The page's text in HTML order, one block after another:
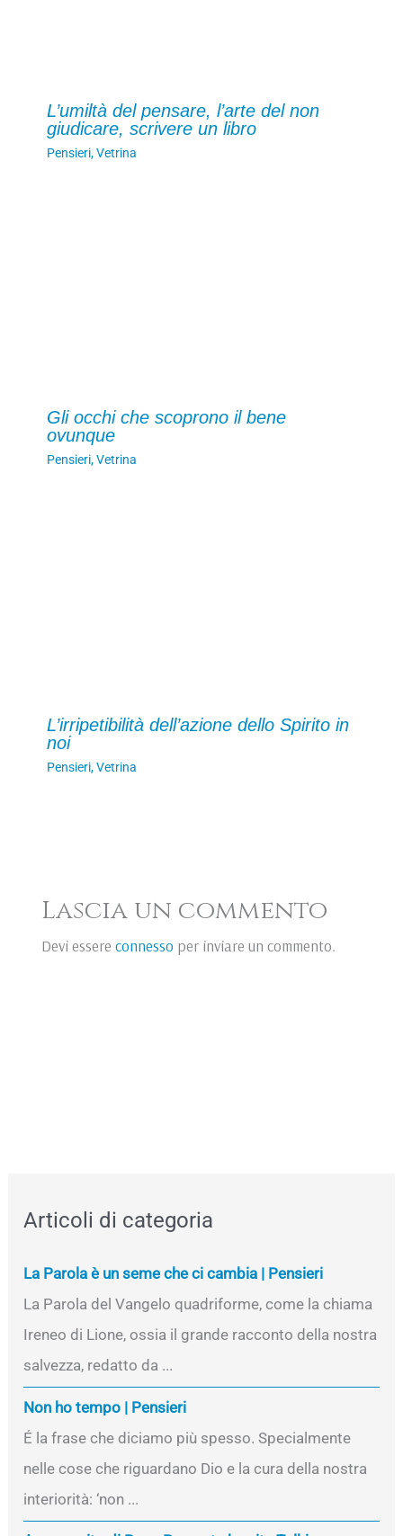
L’umiltà del pensare, l’arte del non
giudicare, scrivere un libro
Pensieri,Vetrina
Gli occhi che scoprono il bene
ovunque
Pensieri,Vetrina
L’irripetibilità dell’azione dello Spirito in
noi
Pensieri,Vetrina
Lascia un commento
Devi essere connesso per inviare un commento.
Articoli di categoria
La Parola è un seme che ci cambia | Pensieri
La Parola del Vangelo quadriforme, come la chiama
Ireneo di Lione, ossia il grande racconto della nostra
salvezza, redatto da ...
Non ho tempo | Pensieri
É la frase che diciamo più spesso. Specialmente
nelle cose che riguardano Dio e la cura della nostra
interiorità: ‘non ...